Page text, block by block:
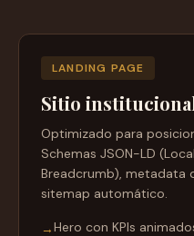
LANDING PAGE
Sitio
Optimizado para
Schemas JSON-LD
Breadcrumb), metadata
sitemap automático.
→Hero con KPIs